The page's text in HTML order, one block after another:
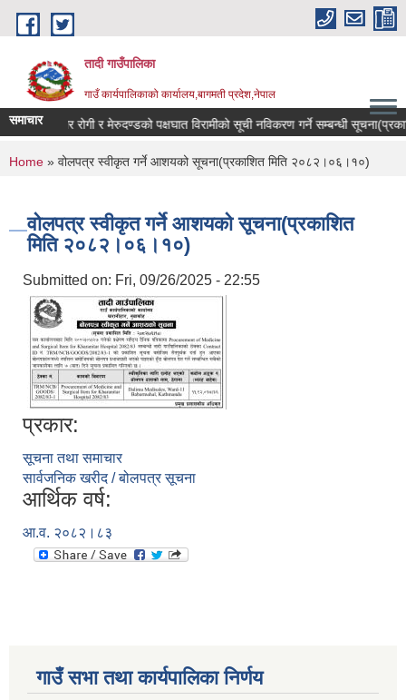
Skip to main content
तादी गाउँपालिका
गाउँ कार्यपालिकाको कार्यालय,बागमती प्रदेश,नेपाल
समाचार,क्यान्सर रोगी र मेरुदण्डको पक्षघात विरामीको सूची नविकरण गर्ने सम्बन्धी
You are here
Home » वोलपत्र स्वीकृत गर्ने आशयको सूचना(प्रकाशित मिति २०८२।०६।१०)
वोलपत्र स्वीकृत गर्ने आशयको सूचना(प्रकाशित
मिति २०८२।०६।१०)
Submitted on: Fri, 09/26/2025 - 22:55
प्रकार:
सूचना तथा समाचार
सार्वजनिक खरीद / बोलपत्र सूचना
आर्थिक वर्ष:
आ.व. २०८२।८३
गाउँ सभा तथा कार्यपालिका निर्णय